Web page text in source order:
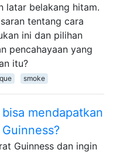
latar belakang hitam.
tentang cara
ini dan pilihan
pencahayaan yang
itu?
smoke
mendapatkan
Guinness dan ingin